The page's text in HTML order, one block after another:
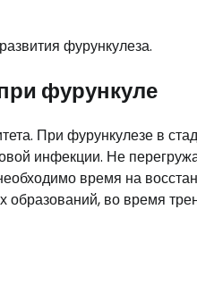
фурункулеза.
фурункуле
При фурункулезе в
инфекции. Не
время на
во время